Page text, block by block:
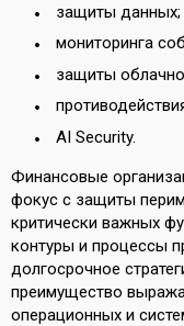
защиты данных;
мониторинга
защиты
AI Security.
Финансовые
фокус с защиты
критически важных
контуры и процессы
долгосрочное
преимущество
операционных и